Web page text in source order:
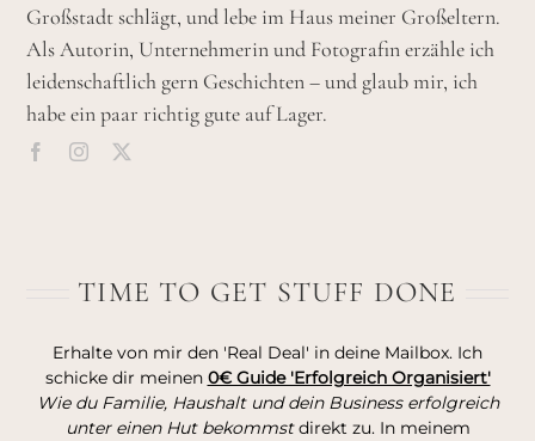
Großstadt schlägt, und lebe im Haus meiner Großeltern.
Als Autorin, Unternehmerin und Fotografin erzähle ich
leidenschaftlich gern Geschichten – und glaub mir, ich
habe ein paar richtig gute auf Lager.
TIME TO GET STUFF DONE
Erhalte von mir den 'Real Deal' in deine Mailbox. Ich
schicke dir meinen 0€ Guide 'Erfolgreich Organisiert'
Wie du Familie, Haushalt und dein Business erfolgreich
unter einen Hut bekommstdirekt zu. In meinem